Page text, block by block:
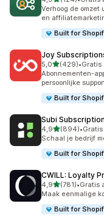
124 recensies in
Verhoog de omzet
en
Built for
Joy
5,0van 5 sterren
(429)
429 recensies in
•Gratis
Abonnementen-
persoonlijke
Built for
Subi
4,9van 5 sterren
(894)
894 recensies in
•
Schaal je bedrijf
Built for
CWILL: Loyalty
4,9van 5 sterren
(781)
781 recensies in
•Gratis
Maak eenmalige
Built for